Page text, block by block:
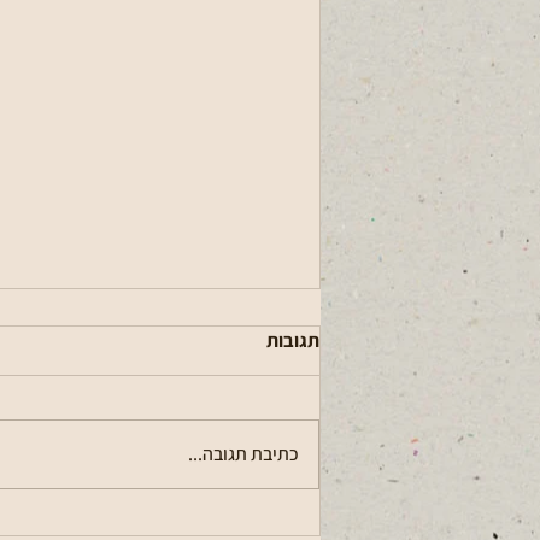
תגובות
כתיבת תגובה...